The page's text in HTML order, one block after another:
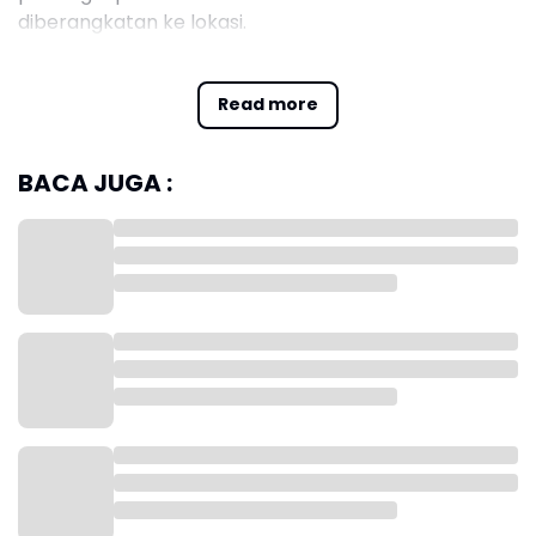
Read more
diberangkatan ke lokasi.
“Kami kirim tiga tim, masing masing dalam satu tim
terdiri 4 orang dengan membawa alat perlengkapan
yang dibutuhkan,” ujarnya, dilansir dari laman
Tim DVI yang diberangkatkan untuk memberikan
pertolongan kepada korban yang ditemukan dalam
keadaan selamat. Ia berharap seluruh kru dan
penumpang dapat ditemukan dalam keadaan
selamat.
“Namun seandainya terjadi hal-hal yang tidak
diinginkan, kami juga sudah membuka posko Ante
Mortem di Biddokkes untuk pendataan,” jelasnya.
Kombes. Pol. Muhammad Haris, menuturkan bahwa
BACA JUGA :